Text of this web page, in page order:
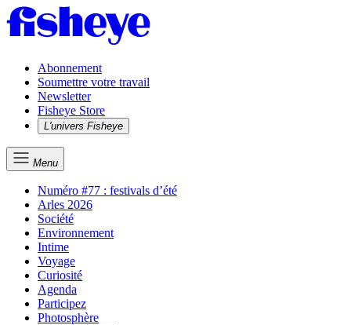
Abonnement
Soumettre votre travail
Newsletter
Fisheye Store
L'univers Fisheye
Menu
Numéro #77 : festivals d’été
Arles 2026
Société
Environnement
Intime
Voyage
Curiosité
Agenda
Participez
Photosphère